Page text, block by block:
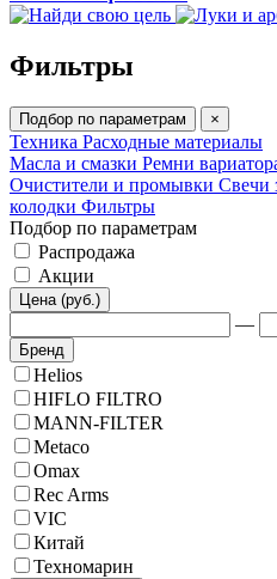
Фильтры
Подбор по параметрам ×
Техника Расходные материалы
Масла и смазки Ремни
Очистители и промывки Свечи
колодки Фильтры
Подбор по параметрам
Распродажа
Акции
Цена (руб.)
—
Бренд
Helios
HIFLO FILTRO
MANN-FILTER
Metaco
Omax
Rec Arms
VIC
Китай
Техномарин